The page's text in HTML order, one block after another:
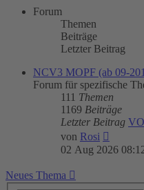
Forum
Themen
Beiträge
Letzter Beitrag
NCV3 MOPF (ab 09-
Forum für spezifische
111 Themen
1169 Beiträge
Letzter Beitrag
von Rosi
Beitrag
02 Aug 2026
Neues Thema